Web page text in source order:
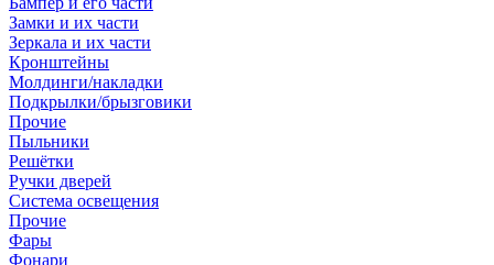
Замки и их части
Зеркала и их части
Кронштейны
Молдинги/накладки
Подкрылки/брызговики
Прочие
Пыльники
Решётки
Ручки дверей
Система освещения
Прочие
Фары
Фонари